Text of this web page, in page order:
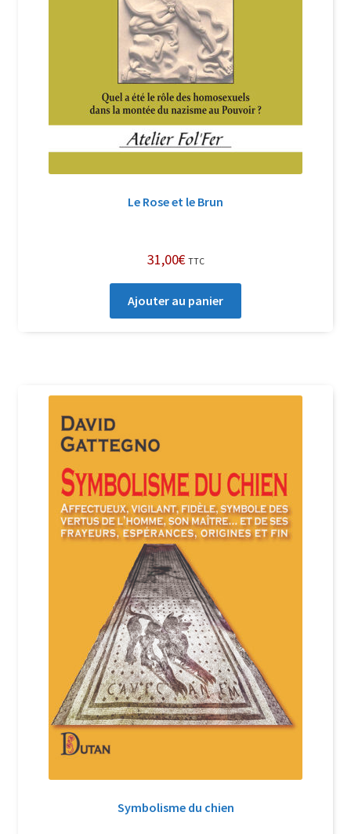
Le Rose et le Brun
31,00€ TTC
Ajouter au panier
Symbolisme du chien